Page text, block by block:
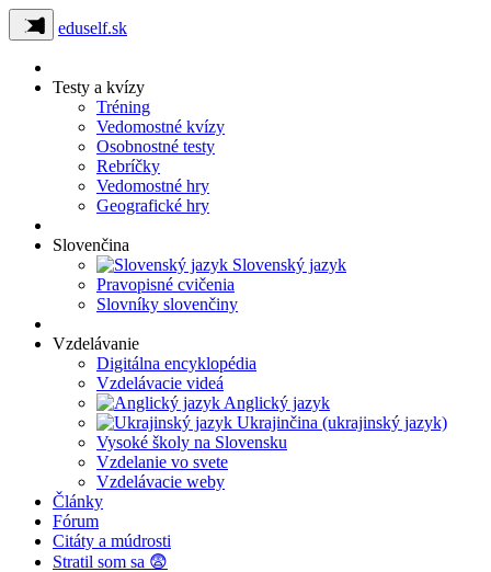
eduself.sk
Testy a kvízy
Tréning
Vedomostné kvízy
Osobnostné testy
Rebríčky
Vedomostné hry
Geografické hry
Slovenčina
Slovenský jazyk
Pravopisné cvičenia
Slovníky slovenčiny
Vzdelávanie
Digitálna encyklopédia
Vzdelávacie videá
Anglický jazyk
Ukrajinčina (ukrajinský jazyk)
Vysoké školy na Slovensku
Vzdelanie vo svete
Vzdelávacie weby
Články
Fórum
Citáty a múdrosti
Stratil som sa 😨